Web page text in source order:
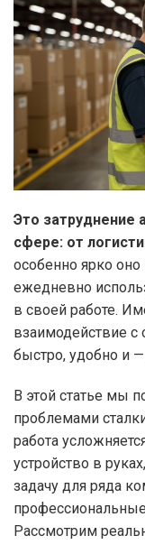
Это затруднение
сфере: от
особенно ярко оно
ежедневно
в своей работе.
взаимодействие с
быстро, удобно и
В этой статье мы
проблемами
работа
устройство в
задачу для ряда
Рассмотрим